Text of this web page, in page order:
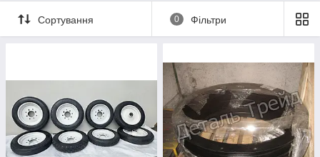
Сортування 0 Фільтри